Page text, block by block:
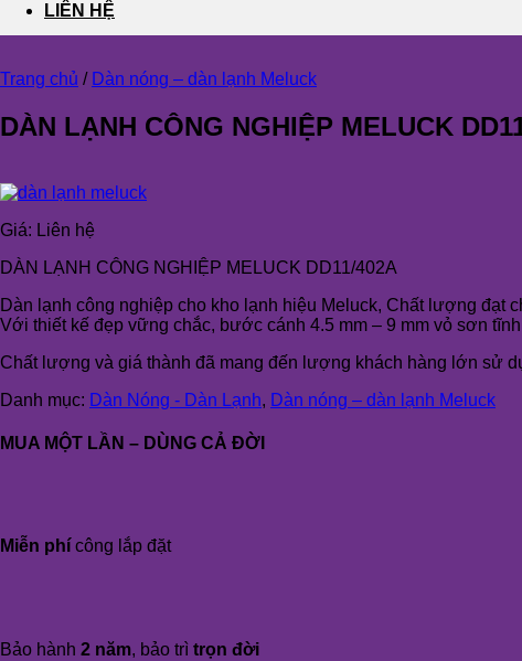
LIÊN HỆ
Trang chủ / Dàn nóng – dàn lạnh Meluck
DÀN LẠNH CÔNG NGHIỆP MELUCK
Giá: Liên hệ
DÀN LẠNH CÔNG NGHIỆP MELUCK DD11/402A
Dàn lạnh công nghiệp cho kho lạnh hiệu Meluck, Chất lượng đạt
Với thiết kế đẹp vững chắc, bước cánh 4.5 mm – 9 mm vỏ sơn
Chất lượng và giá thành đã mang đến lượng khách hàng lớn sử
Danh mục: Dàn Nóng - Dàn Lạnh, Dàn nóng – dàn lạnh Meluck
MUA MỘT LẦN – DÙNG CẢ ĐỜI
Miễn phí công lắp đặt
Bảo hành 2 năm, bảo trì trọn đời